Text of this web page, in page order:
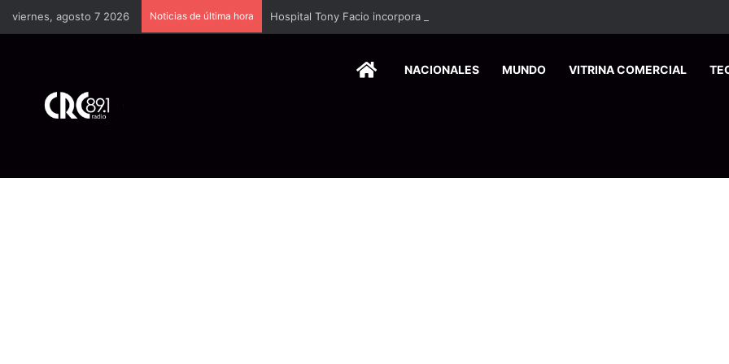
viernes, agosto 7 2026 Noticias de última hora
HOMENACIONALES MUNDO VITRINA COMERCIAL